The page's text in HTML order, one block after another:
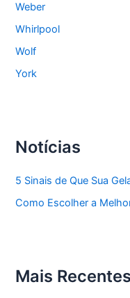
Weber
Whirlpool
Wolf
York
Notícias
5 Sinais de Que Sua
Como Escolher a
Mais Recentes